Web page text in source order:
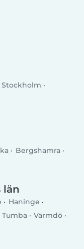
Stockholm
Bergshamra
län
Haninge
Tumba
Värmdö